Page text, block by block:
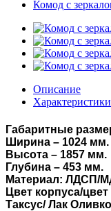
Комод с
Описание
Характеристики
Габаритные
Ширина – 1024 мм.
Высота – 1857 мм.
Глубина – 453 мм.
Материал: ЛДСП/
Цвет корпуса/
Таксус/ Лак